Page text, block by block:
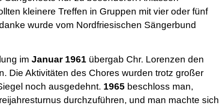
kleinere Treffen in Gruppen mit vier oder fünf
wurde vom Nordfriesischen Sängerbund
im Januar 1961 übergab Chr. Lorenzen den
Die Aktivitäten des Chores wurden trotz großer
noch ausgedehnt. 1965 beschloss man,
durchzuführen, und man machte sich